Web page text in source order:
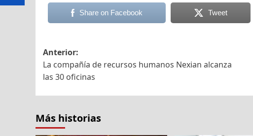
Share on Facebook Tweet
Navegación
de
entradas
Anterior:
La compañía de recursos humanos Nexian alcanza
las 30 oficinas
Más historias